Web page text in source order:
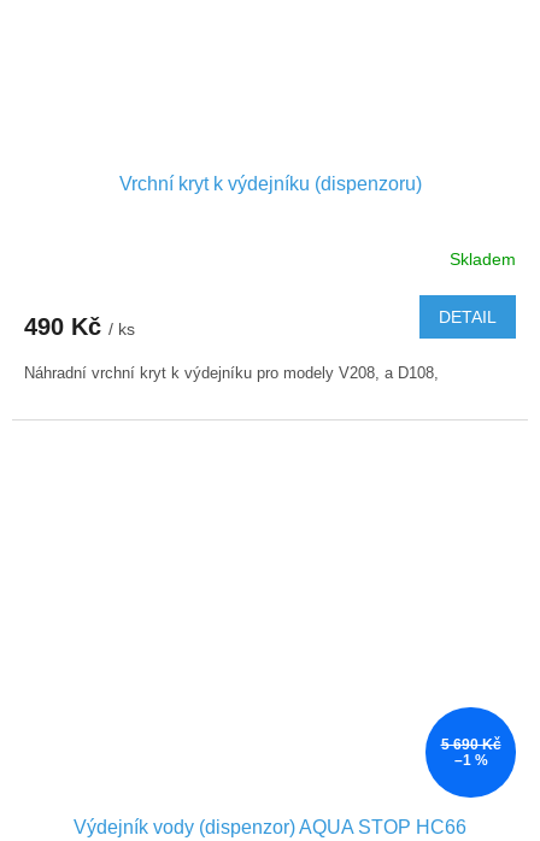
Vrchní kryt k výdejníku (dispenzoru)
Skladem
490 Kč / ks
DETAIL
Náhradní vrchní kryt k výdejníku pro modely V208, a D108,
5 690 Kč
–1 %
Výdejník vody (dispenzor) AQUA STOP HC66